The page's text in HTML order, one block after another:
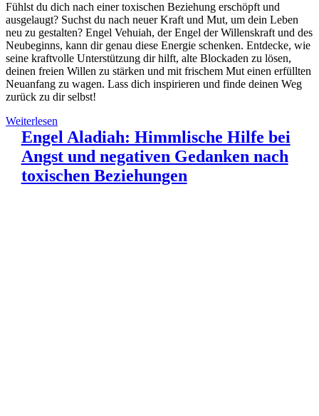
Fühlst du dich nach einer toxischen Beziehung erschöpft und
ausgelaugt? Suchst du nach neuer Kraft und Mut, um dein Leben
neu zu gestalten? Engel Vehuiah, der Engel der Willenskraft und des
Neubeginns, kann dir genau diese Energie schenken. Entdecke, wie
seine kraftvolle Unterstützung dir hilft, alte Blockaden zu lösen,
deinen freien Willen zu stärken und mit frischem Mut einen erfüllten
Neuanfang zu wagen. Lass dich inspirieren und finde deinen Weg
zurück zu dir selbst!
Weiterlesen
Engel Aladiah: Himmlische Hilfe bei
Angst und negativen Gedanken nach
toxischen Beziehungen